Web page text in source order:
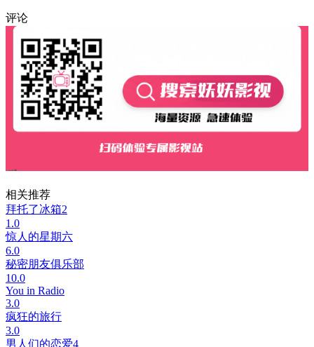
评论
相关推荐
拜托了冰箱2
1.0
惊人的星期六
6.0
秘密朋友俱乐部
10.0
You in Radio
3.0
疯狂的旅行
3.0
男人们的恋爱4